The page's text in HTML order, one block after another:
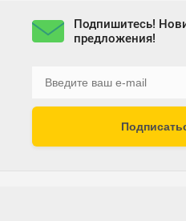
Подпишитесь!
предложения!